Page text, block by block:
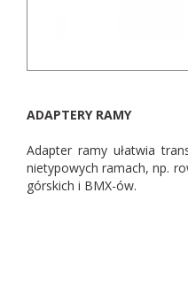
ADAPTERY RAMY
Adapter ramy ułatwia
nietypowych ramach, np.
górskich i BMX-ów.